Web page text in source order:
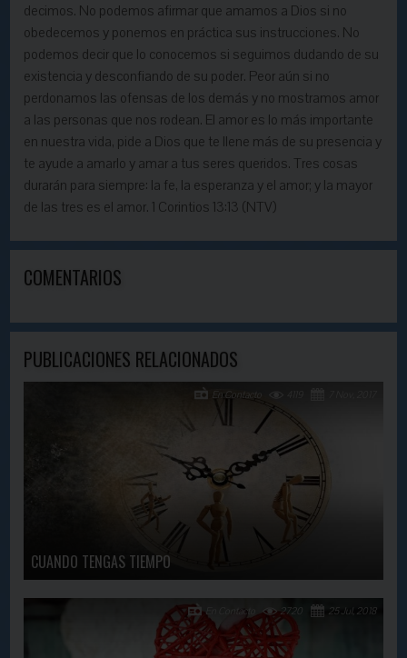
decimos. No podemos afirmar que amamos a Dios si no
obedecemos y ponemos en práctica sus instrucciones. No
podemos decir que lo conocemos si seguimos dudando de su
existencia y desconfiando de su poder. Peor aún si no
perdonamos las ofensas de los demás y no mostramos amor
a las personas que nos rodean. El amor es lo más importante
en nuestra vida, pide a Dios que te llene más de su presencia y
te ayude a amarlo y amar a tus seres queridos. Tres cosas
durarán para siempre: la fe, la esperanza y el amor; y la mayor
de las tres es el amor. 1 Corintios 13:13 (NTV)
COMENTARIOS
PUBLICACIONES RELACIONADOS
CUANDO TENGAS TIEMPO
En Contacto
25 Jul, 2018
2720
En Contacto